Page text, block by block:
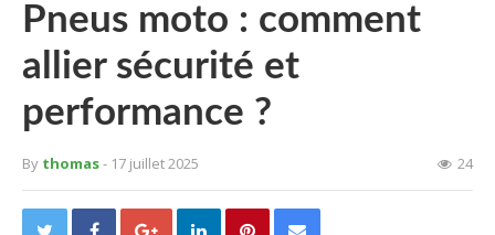
Pneus moto : comment
allier sécurité et
performance ?
By thomas- 17 juillet 2025 24